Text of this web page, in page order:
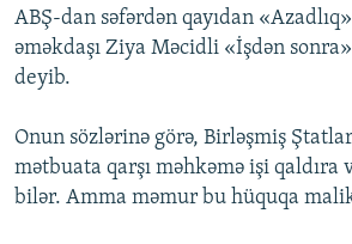
ABŞ-dan səfərdən qayıdan
əməkdaşı Ziya Məcidli «İşdən
deyib.
Onun sözlərinə görə, Birləşmiş
mətbuata qarşı məhkəmə işi qaldıra
bilər. Amma məmur bu hüquqa